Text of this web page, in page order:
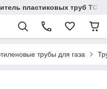
пластиковых труб ТОО
трубы для газа